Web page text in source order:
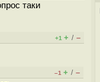
таки
+1 + / –
–1 + / –